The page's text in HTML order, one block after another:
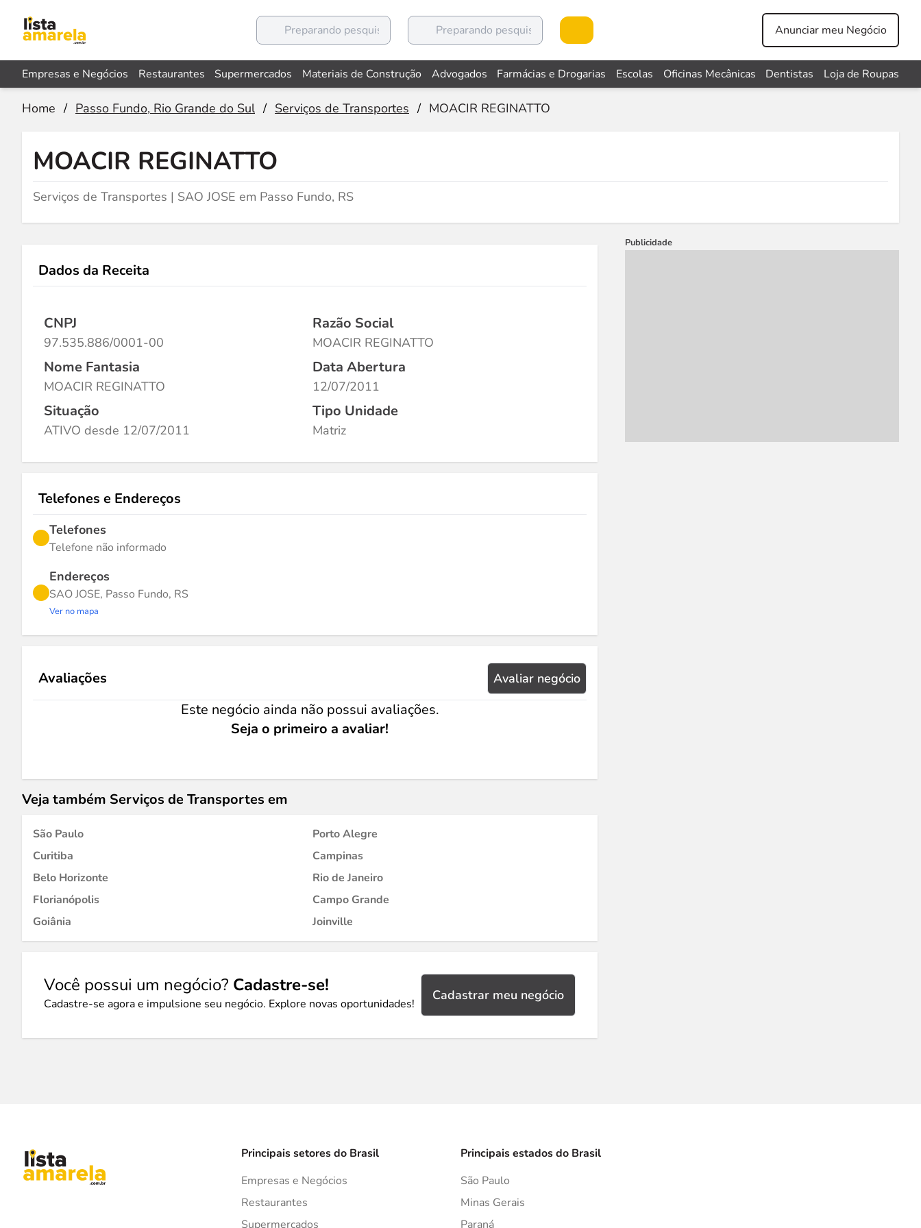
Anunciar meu Negócio
Empresas e Negócios Restaurantes Supermercados Materiais de Construção Advogados Farmácias e Drogarias Escolas Oficinas Mecânicas Dentistas Loja de Roupas
Home / Passo Fundo, Rio Grande do Sul / Serviços de Transportes / MOACIR REGINATTO
MOACIR REGINATTO
Serviços de Transportes | SAO JOSE em Passo Fundo, RS
Dados da Receita
CNPJ
97.535.886/0001-00
Razão Social
MOACIR REGINATTO
Nome Fantasia
MOACIR REGINATTO
Data Abertura
12/07/2011
Situação
ATIVO desde 12/07/2011
Tipo Unidade
Matriz
Telefones e Endereços
Telefones
Telefone não informado
Endereços
SAO JOSE, Passo Fundo, RS
Ver no mapa
Avaliações Avaliar negócio
Este negócio ainda não possui avaliações.
Seja o primeiro a avaliar!
Veja também Serviços de Transportes em
São Paulo
Porto Alegre
Curitiba
Campinas
Belo Horizonte
Rio de Janeiro
Florianópolis
Campo Grande
Goiânia
Joinville
Você possui um negócio? Cadastre-se!
Cadastre-se agora e impulsione seu negócio. Explore novas oportunidades!
Cadastrar meu negócio
Publicidade
Principais setores do Brasil
Empresas e Negócios
Restaurantes
Supermercados
Principais estados do Brasil
São Paulo
Minas Gerais
Paraná